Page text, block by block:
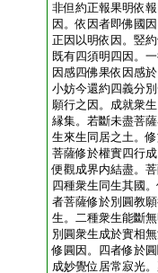
非但約正報果明依
因。依因者即佛國
正因以明依因。竪
既有四須明四因。
因感四佛果依因感
小妨今還約四義分
願行之因。成就衆
縁集。若斷未盡菩
生來生同居之土。
菩薩修於權實四行
便觀成界内結盡。
四種衆生同生其國
者菩薩修於別圓教
生。二種衆生能斷
別圓衆生成於實相
修圓因。四者修於
成妙覺位居常寂光